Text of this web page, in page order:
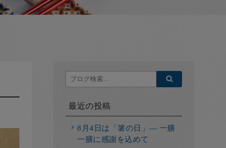
最近の投稿
8月4日は「箸の日」― 一膳
一膳に感謝を込めて